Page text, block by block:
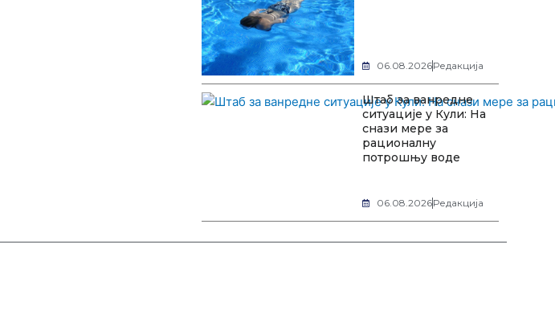
06.08.2026Редакција
Штаб за ванредне
ситуације у Кули: На
снази мере за
рационалну
потрошњу воде
06.08.2026Редакција